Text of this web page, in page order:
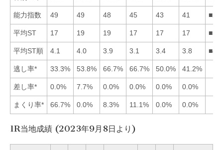
能力指数 49 49 48 45 43 41
平均ST 17 19 19 17 17 17
平均ST順 4.1 4.0 3.9 3.1 3.4 3.8
逃し率* 33.3% 53.8% 66.7% 66.7% 50.0% 41.2%
差し率* 0.0% 7.7% 0.0% 0.0% 0.0% 0.0%
まくり率* 66.7% 0.0% 8.3% 11.1% 0.0% 0.0%
1R当地成績 (2023年9月8日より)